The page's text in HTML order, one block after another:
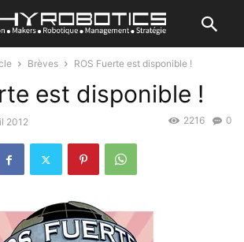
Brèves ROS Fuerte est disponible !
est disponible !
2012 0
2216